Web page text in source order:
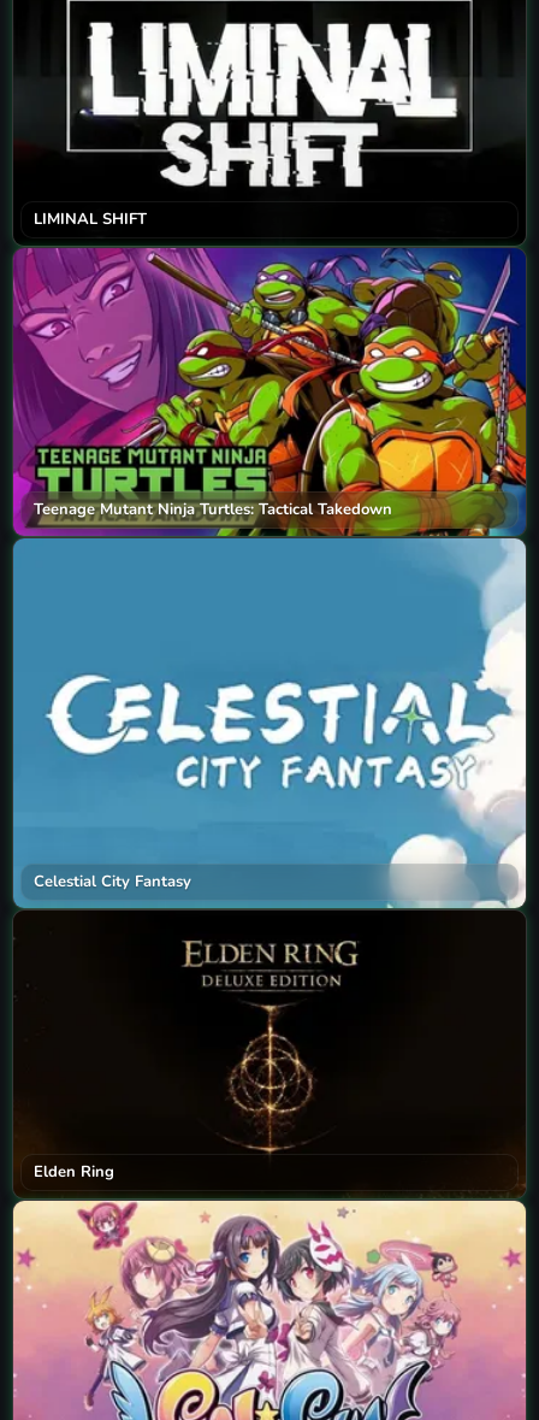
LIMINAL SHIFT
Teenage Mutant Ninja Turtles: Tactical Takedown
Celestial City Fantasy
Elden Ring